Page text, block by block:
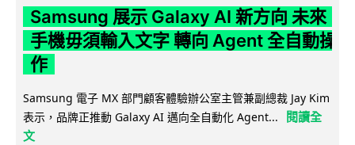
Samsung 展示 Galaxy AI 新方向 未來
手機毋須輸入文字 轉向 Agent 全自動操
作
Samsung 電子 MX 部門顧客體驗辦公室主管兼副總裁 Jay Kim
表示，品牌正推動 Galaxy AI 邁向全自動化 Agent...
閱讀全
文